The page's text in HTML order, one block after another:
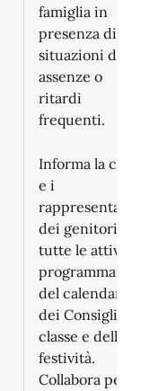
famiglia in
presenza di
situazioni di
assenze o
ritardi
frequenti.
Informa la
e i
rappresentanti
dei genitori di
tutte le attività
programmate e
del calendario
dei Consigli di
classe e delle
festività.
Collabora per la